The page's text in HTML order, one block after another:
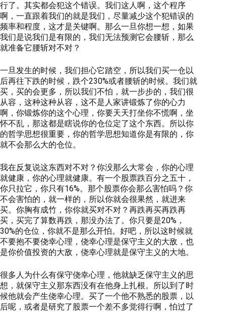
行了。其实都会犯这个错误。我们这人啊，这个程序
啊，一直跟着我们的就是我们，尽量减少这个犯错误的
频率和程度，这才是关键啊。那么一旦你想一想，如果
我们是说我们是有限的，我们无法预测它会腰斩，那么
就准备它腰斩对不对？
一旦发生的时候，我们担心它踏空，所以我们买一仓以
后再往下跌的时候，跌个230%或者腰斩的时候。我们就
买，买的会更多，所以我们不怕，就一步步的，我们很
从容，这种这种从容，这不是人家讲锻炼了你的心力
啊，你锻炼你的这个心理，你要天天打坐你不慌啊，坐
怀不乱，那这都是瞎说你的仓位定了这个东西。所以你
的哲学思想很重要，你的哲学思想知道你是有限的，你
就不会那么大的仓位。
我在反复说这东西对不对？你没那么大常会，你的心理
就健康，你的心理就健康。有一个股票跌百分之五十，
你只拉它，你只有16%。那个股票你会那么害怕吗？你
不会害怕的，就一样的，所以你就会很果然，就进来
买。你胸有成竹，你你就买对不对？再跌再买再跌再
买，买完了算数再跌，那没办法了。你只要是20%，
30%的仓位，你就不是那么开怕。好吧，所以这时候就
不要抱不要侥幸心理，侥幸心理是保守主义的大敌，也
是你价值投资的大敌，侥幸心理就是保守主义的大地。
很多人为什么有保守侥幸心理，他就缺乏保守主义的思
想，就保守主义那东西没有在他身上扎根。所以到了时
候他就会产生侥幸心理。买了一个他不熟悉的股票，以
后呢，或者是研究了股票一个差不多觉得行啊，怕过了